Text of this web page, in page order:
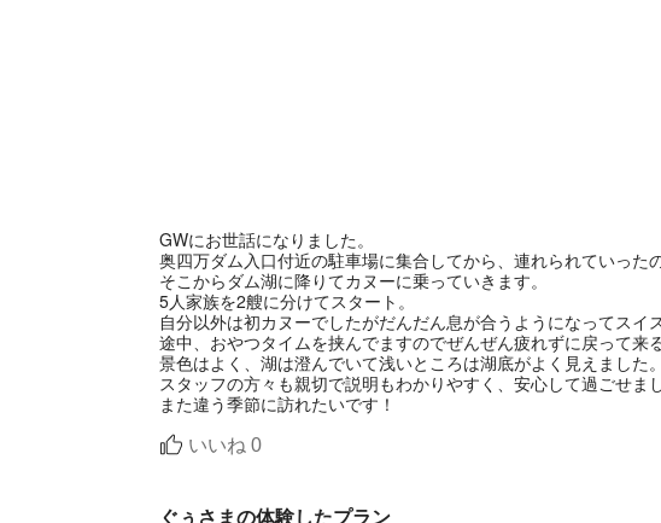
GWにお世話になりました。
奥四万ダム入口付近の駐車場に集合してから、連れられていった
そこからダム湖に降りてカヌーに乗っていきます。
5人家族を2艘に分けてスタート。
自分以外は初カヌーでしたがだんだん息が合うようになってスイ
途中、おやつタイムを挟んでますのでぜんぜん疲れずに戻って来
景色はよく、湖は澄んでいて浅いところは湖底がよく見えました。
スタッフの方々も親切で説明もわかりやすく、安心して過ごせまし
また違う季節に訪れたいです！
いいね 0
ぐぅさまの体験したプラン